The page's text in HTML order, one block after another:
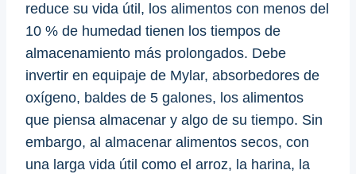
reduce su vida útil, los alimentos con menos del
10 % de humedad tienen los tiempos de
almacenamiento más prolongados. Debe
invertir en equipaje de Mylar, absorbedores de
oxígeno, baldes de 5 galones, los alimentos
que piensa almacenar y algo de su tiempo. Sin
embargo, al almacenar alimentos secos, con
una larga vida útil como el arroz, la harina, la